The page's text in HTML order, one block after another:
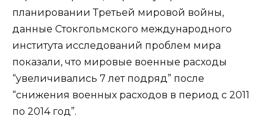
планировании Третьей мировой войны,
данные Стокгольмского международного
института исследований проблем мира
показали, что мировые военные расходы
“увеличивались 7 лет подряд” после
“снижения военных расходов в период с 2011
по 2014 год”.